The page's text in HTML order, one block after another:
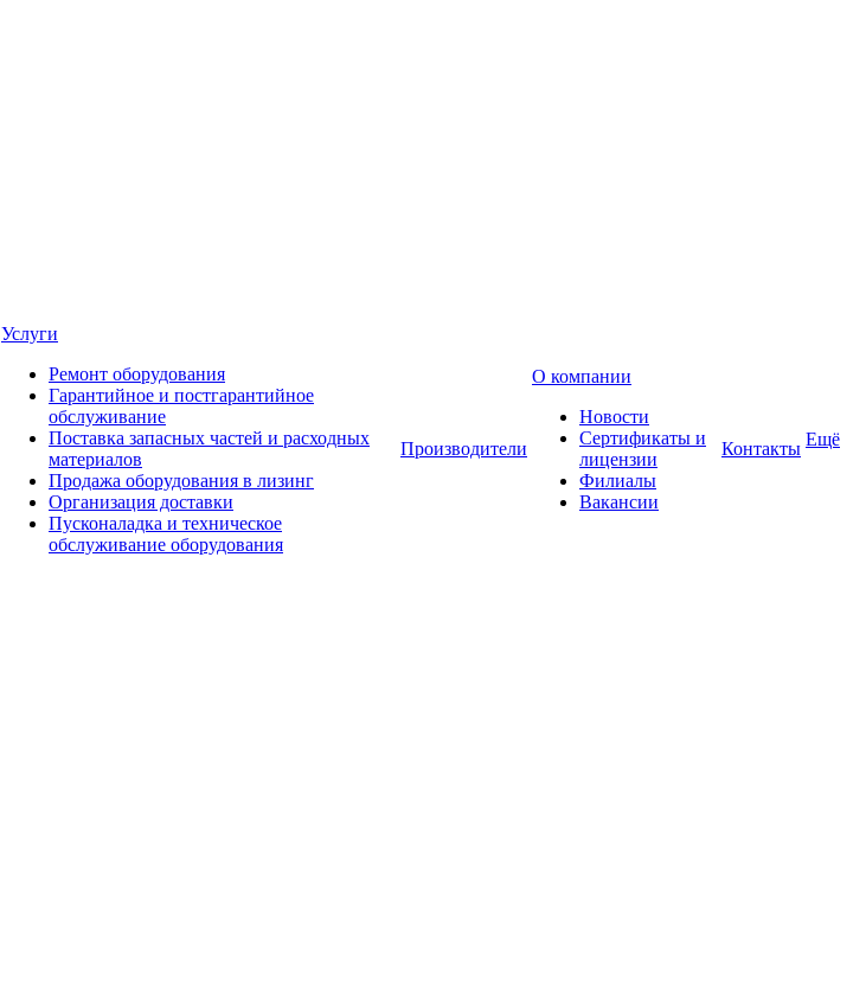
Услуги
Ремонт оборудования
Гарантийное и постгарантийное
обслуживание
Поставка запасных частей и расходных
материалов
Продажа оборудования в лизинг
Организация доставки
Пусконаладка и техническое
обслуживание оборудования
Производители
О компании
Новости
Сертификаты и
лицензии
Филиалы
Вакансии
Контакты Ещё